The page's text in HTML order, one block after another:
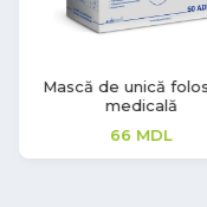
Mănuși Synmax V.
149MDL